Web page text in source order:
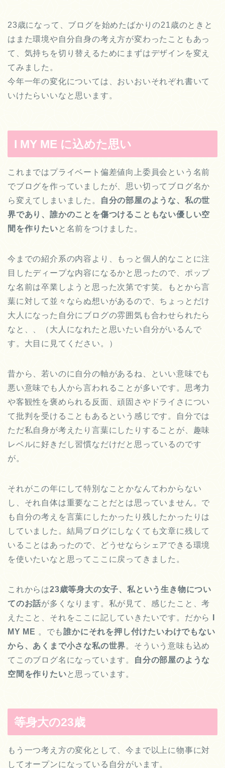
23歳になって、ブログを始めたばかりの21歳のときと
はまた環境や自分自身の考え方が変わったこともあっ
て、気持ちを切り替えるためにまずはデザインを変え
てみました。
今年一年の変化については、おいおいそれぞれ書いて
いけたらいいなと思います。
I MY ME に込めた思い
これまではプライベート偏差値向上委員会という名前
でブログを作っていましたが、思い切ってブログ名か
ら変えてしまいました。
自分の部屋のような、私の世
界であり、誰かのことを傷つけることもない優しい空
間を作りたいと名前をつけました。
今までの紹介系の内容より、もっと個人的なことに注
目したディープな内容になるかと思ったので、ポップ
な名前は卒業しようと思った次第です笑。もとから言
葉に対して並々ならぬ想いがあるので、ちょっとだけ
大人になった自分にブログの雰囲気も合わせられたら
なと、、（大人になれたと思いたい自分がいるんで
す。大目に見てください。）
昔から、若いのに自分の軸があるね、といい意味でも
悪い意味でも人から言われることが多いです。思考力
や客観性を褒められる反面、頑固さやドライさについ
て批判を受けることもあるという感じです。自分では
ただ私自身が考えたり言葉にしたりすることが、趣味
レベルに好きだし習慣なだけだと思っているのです
が。
それがこの年にして特別なことかなんてわからない
し、それ自体は重要なことだとは思っていません。で
も自分の考えを言葉にしたかったり残したかったりは
していました。結局ブログにしなくても文章に残して
いることはあったので、どうせならシェアできる環境
を使いたいなと思ってここに戻ってきました。
これからは23歳等身大の女子、私という生き物につい
てのお話が多くなります。私が見て、感じたこと、考
えたこと、それをここに記していきたいです。だから
MY ME 。でも誰かにそれを押し付けたいわけでもない
から、あくまで小さな私の世界。そういう意味も込め
てこのブログ名になっています。
自分の部屋のような
空間を作りたいと思っています。
等身大の23歳
もう一つ考え方の変化として、今まで以上に物事に対
してオープンになっている自分がいます。